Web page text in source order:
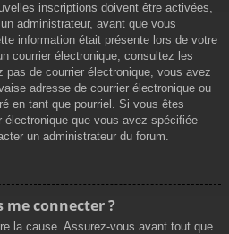
inscriptions doivent être activées,
administrateur, avant que vous
information était présente lors de votre
courrier électronique, consultez les
de courrier électronique, vous avez
adresse de courrier électronique ou
en tant que pourriel. Si vous êtes
électronique que vous avez spécifiée
un administrateur du forum.
me connecter ?
la cause. Assurez-vous avant tout que